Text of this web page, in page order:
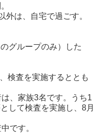
は、自宅で過ごす。
ループのみ）した
検査を実施するととも
、家族3名です。うち1
して検査を実施し、8月
です。